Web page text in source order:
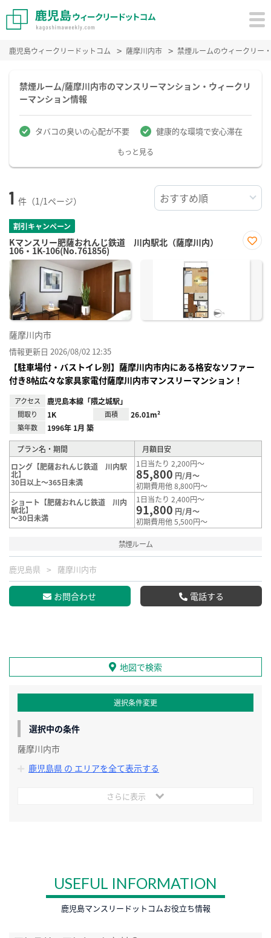
鹿児島ウィークリードットコム 薩摩川内市 禁煙ルームのウィークリー
禁煙ルーム/薩摩川内市のマンスリーマンション・ウィークリ
ーマンション情報
タバコの臭いの心配が不要 健康的な環境で安心滞在
もっと見る
1 件（1/1ページ）
割引キャンペーン
Kマンスリー肥薩おれんじ鉄道 川内駅北（薩摩川内）
106・1K-106(No.761856)
に入
薩摩川内市
情報更新日 2026/08/02 12:35
【駐車場付・バストイレ別】薩摩川内市内にある格安なソファー
付き8帖広々な家具家電付薩摩川内市マンスリーマンション！
アクセス 鹿児島本線「隈之城駅」
間取り 1K 面積 26.01m²
築年数 1996年 1月 築
プラン名・期間
月額目安
ロング【肥薩おれんじ鉄道 川内駅
北】
30日以上～365日未満
1日当たり 2,200円～
85,800 円/月～
初期費用他 8,800円～
ショート【肥薩おれんじ鉄道 川内
駅北】
～30日未満
1日当たり 2,400円～
91,800 円/月～
初期費用他 5,500円～
禁煙ルーム
鹿児島県 薩摩川内市
お問合わせ 電話する
地図で検索
選択条件変更
選択中の条件
薩摩川内市
鹿児島県 の エリアを全て表示する
さらに表示
USEFUL INFORMATION
鹿児島マンスリードットコムお役立ち情報